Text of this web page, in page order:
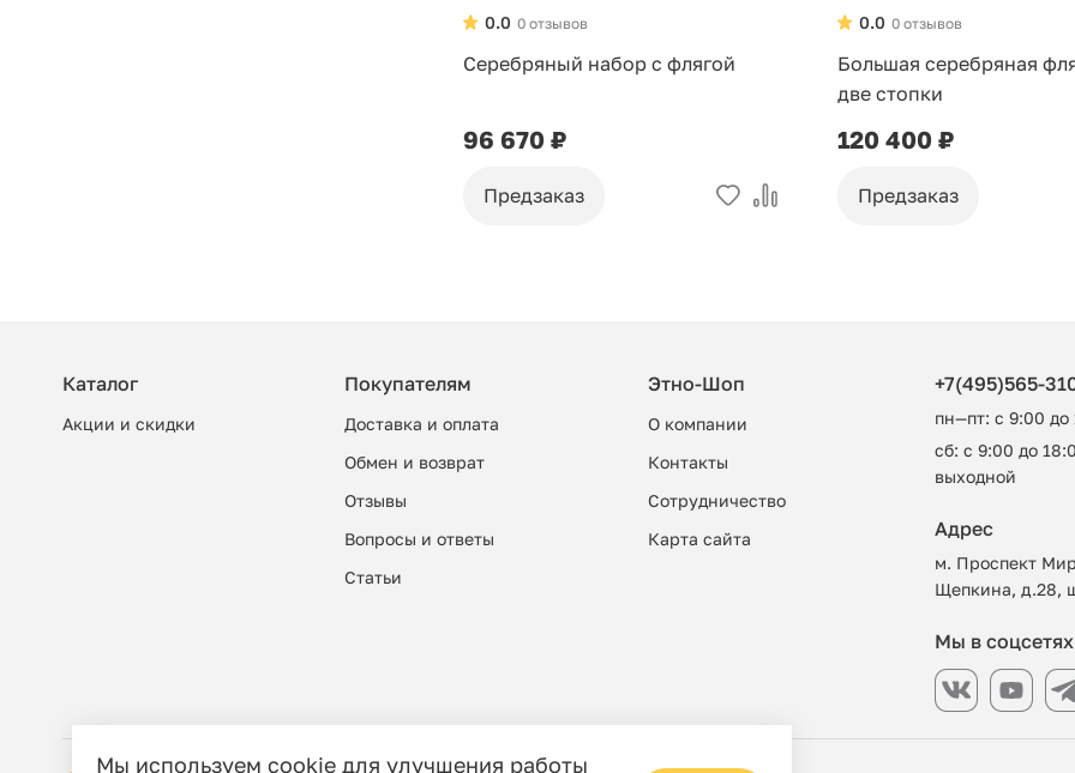
0 отзывов
0.0
Серебряный набор с флягой
96 670 ₽
Предзаказ
0 отзывов
0.0
Большая серебряная
две стопки
120 400 ₽
Предзаказ
Каталог
Акции и скидки
Покупателям
Доставка и оплата
Обмен и возврат
Отзывы
Вопросы и ответы
Cтатьи
Этно-Шоп
О компании
Контакты
Сотрудничество
Карта сайта
+7(495)565-
пн—пт: с 9:00 до
сб: с 9:00 до
выходной
Адрес
м. Проспект
Щепкина, д.28,
Мы в соцсетях
Мы используем cookie для улучшения работы